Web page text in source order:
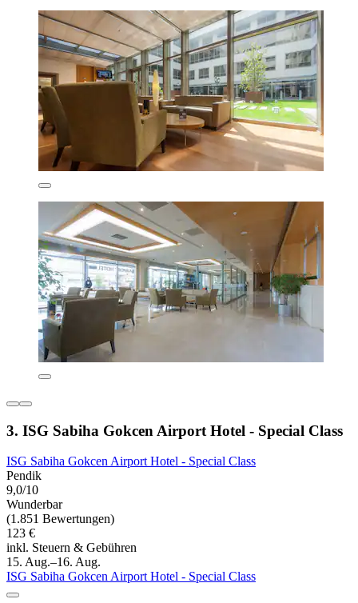
3. ISG Sabiha Gokcen Airport Hotel - Special Class
ISG Sabiha Gokcen Airport Hotel - Special Class
Pendik
9,0/10
Wunderbar
(1.851 Bewertungen)
123 €
inkl. Steuern & Gebühren
15. Aug.–16. Aug.
ISG Sabiha Gokcen Airport Hotel - Special Class